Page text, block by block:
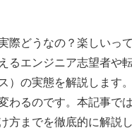
際どうなの？楽しい
るエンジニア志望者や
）の実態を解説します
わるのです。本記事で
方までを徹底的に解説